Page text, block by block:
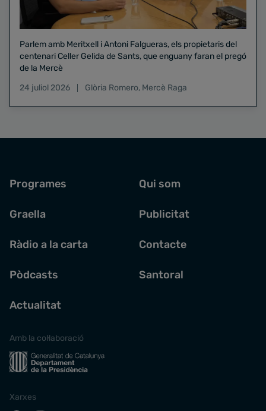
Parlem amb Meritxell i Antoni Falgueras, els propietaris del
centenari Celler Gelida de Sants, que enguany faran el pregó
de la Mercè
24 juliol 2026
Glòria Romero, Mercè Raga
Programes
Graella
Ràdio a la carta
Pòdcasts
Actualitat
Qui som
Publicitat
Contacte
Santoral
Amb la col·laboració
Xarxes